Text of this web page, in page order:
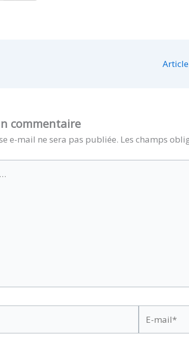
commentaire
e-mail ne sera pas publiée. Les champs
mail*